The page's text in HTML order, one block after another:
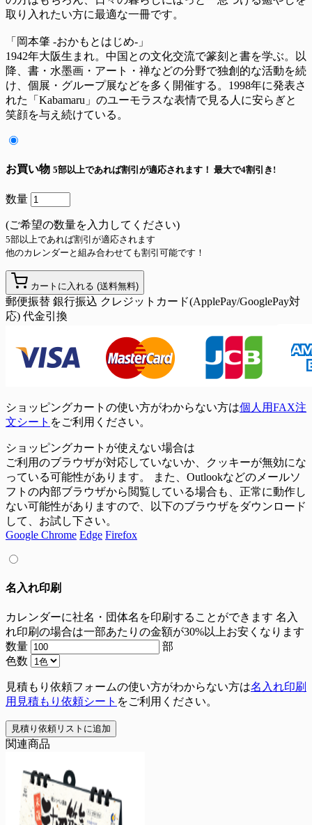
取り入れたい方に最適な一冊です。
「岡本肇 -おかもとはじめ-」
1942年大阪生まれ。中国との文化交流で篆刻と書を学ぶ。以
降、書・水墨画・アート・禅などの分野で独創的な活動を続
け、個展・グループ展などを多く開催する。1998年に発表さ
れた「Kabamaru」のユーモラスな表情で見る人に安らぎと
笑顔を与え続けている。
お買い物 5部以上であれば割引が適応されます！ 最大で4割引き!
数量
(ご希望の数量を入力してください)
5部以上であれば割引が適応されます
他のカレンダーと組み合わせても割引可能です！
カートに入れる (送料無料)
郵便振替 銀行振込 クレジットカード(ApplePay/GooglePay対
応) 代金引換
ショッピングカートの使い方がわからない方は個人用FAX注
文シート をご利用ください。
ショッピングカートが使えない場合は
ご利用のブラウザが対応していないか、クッキーが無効にな
っている可能性があります。 また、Outlookなどのメールソ
フトの内部ブラウザから閲覧している場合も、正常に動作し
ない可能性がありますので、以下のブラウザをダウンロード
して、お試し下さい。
Google Chrome Edge Firefox
名入れ印刷
カレンダーに社名・団体名を印刷することができます 名入
れ印刷の場合は一部あたりの金額が30%以上お安くなります
数量
部
色数
見積もり依頼フォームの使い方がわからない方は名入れ印刷
用見積もり依頼シート をご利用ください。
見積り依頼リストに追加
関連商品